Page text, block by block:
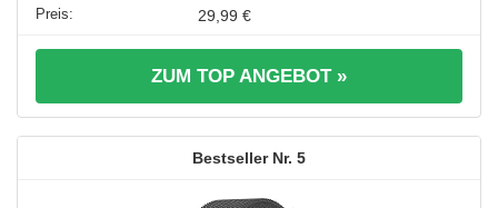
29,99 €
ZUM TOP ANGEBOT »
5